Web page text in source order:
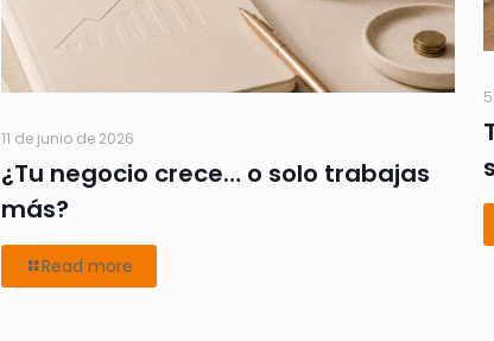
11 de junio de 2026
¿Tu negocio crece… o solo trabajas
más?
Read more